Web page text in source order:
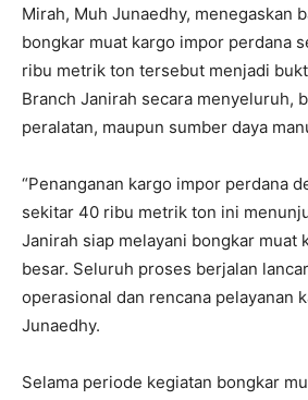
Mirah, Muh Junaedhy, menegaskan
bongkar muat kargo impor perdana
ribu metrik ton tersebut menjadi
Branch Janirah secara menyeluruh,
peralatan, maupun sumber daya
“Penanganan kargo impor perdana
sekitar 40 ribu metrik ton ini
Janirah siap melayani bongkar muat
besar. Seluruh proses berjalan
operasional dan rencana pelayanan
Junaedhy.
Selama periode kegiatan bongkar